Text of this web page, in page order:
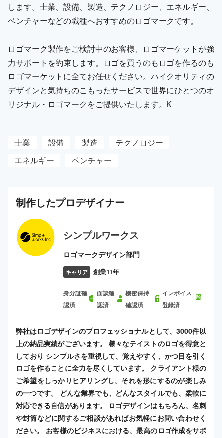
します。士業、設備、製造、テクノロジー、エネルギー、
ベンチャーなどの職種へおすすめのロゴマークです。
ロゴマーク製作をご検討中のお客様、ロゴマーケットが強
力サポートを約束します。ロゴを買うのもロゴを作るのも
ロゴマーケットに全てお任せください。ハイクオリティの
デザインと気持ちのこもったサービスで世界にひとつのオ
リジナル・ロゴマークをご提供いたします。K
士業 設備 製造
テクノロジー
エネルギー
ベンチャー
制作したプロデザイナー
シンプルワークス
ロゴマークデザイン部門
キャリア 創業11年
身分証確
認済
面談確
認済
機密保持
確認済
インボイス
登録済
弊社はロゴデザインのプロフェッショナルとして、3000件以
上の納品実績がございます。 様々なテイストのロゴを得意と
しており シンプルさを重視して、覚えやすく、かつ目を引く
ロゴを作ることに全力を尽くしています。 クライアント様の
ご希望をしっかりヒアリングし、それを形にするのが楽しみ
の一つです。 どんな業界でも、どんなスタイルでも、柔軟に
対応できる自信があります。 ロゴデザインはもちろん、名刺
や封筒などに関するご相談があればお気軽にお問い合わせく
ださい。 お客様のビジネスにおける、最高のロゴ作成をサポ